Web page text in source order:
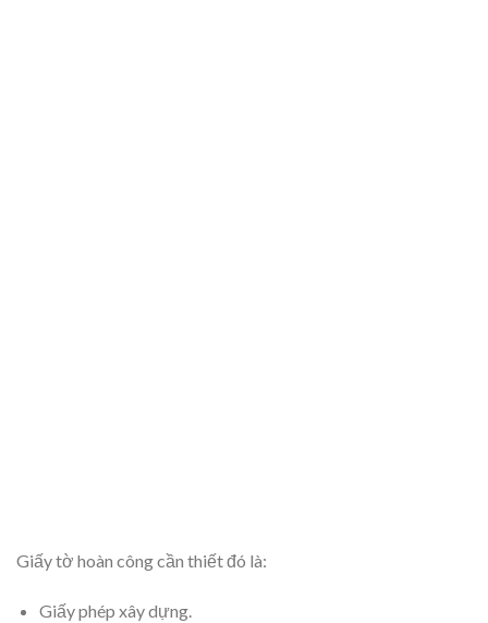
Giấy tờ hoàn công cần thiết đó là:
Giấy phép xây dựng.